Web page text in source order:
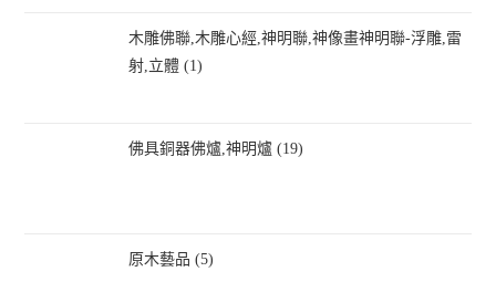
木雕佛聯,木雕心經,神明聯,神像畫神明聯-浮雕,雷
射,立體 (1)
佛具銅器佛爐,神明爐 (19)
原木藝品 (5)